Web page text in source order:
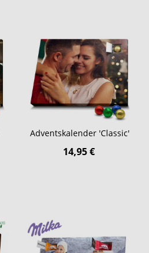
Adventskalender 'Classic'
14,95 €